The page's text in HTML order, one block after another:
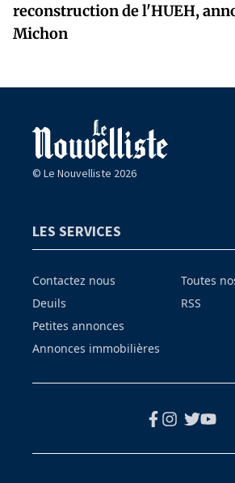
reconstruction de l'HUEH,
Michon
© Le Nouvelliste 2026
LES SERVICES
Contactez nous
Deuils
Petites annonces
Annonces immobilières
Toutes
RSS